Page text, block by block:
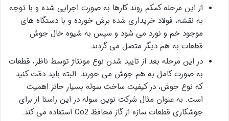
از این مرحله کمکم روند کارها به صورت اجرایی شده و با توجه
به نقشه، فولاد خریداری شده برش خورده و با دستگاه های
موجود خم و نورد می شود و سپس به شیوه خال جوش
قطعات به هم دیگر متصل می گردند.
در این مرحله بعد از تایید شدن نوع مونتاژ توسط ناظر، قطعات
به صورت کامل به هم جوش می خورند. البته باید دقت کنید
که نوع جوش، در کیفیت ساخت سوله بسیار حائز اهمیت
است. به عنوان مثال شرکت نوین سوله در این راستا از برای
جوشکاری قطعات سازه از گاز محافظ Co2 استفاده می کند.